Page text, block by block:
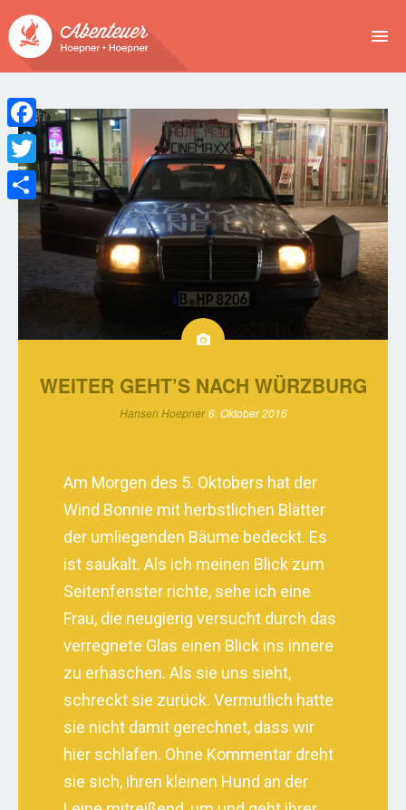
EVENTS
BUCHEN
ABENTEUER
WIR
SPONSOREN
WEITER GEHT’S NACH WÜRZBURG
Hansen Hoepner 6. Oktober 2016
Am Morgen des 5. Oktobers hat der
Wind Bonnie mit herbstlichen Blätter
der umliegenden Bäume bedeckt. Es
ist saukalt. Als ich meinen Blick zum
Seitenfenster richte, sehe ich eine
Frau, die neugierig versucht durch das
verregnete Glas einen Blick ins innere
zu erhaschen. Als sie uns sieht,
schreckt sie zurück. Vermutlich hatte
sie nicht damit gerechnet, dass wir
hier schlafen. Ohne Kommentar dreht
sie sich, ihren kleinen Hund an der
Facebook
Twitter
Teilen